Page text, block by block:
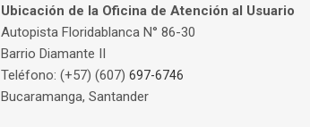
Ubicación de la Oficina de Atención al Usuario
Autopista Floridablanca N° 86-30
Barrio Diamante II
Teléfono: (+57) (607) 697-6746
Bucaramanga, Santander